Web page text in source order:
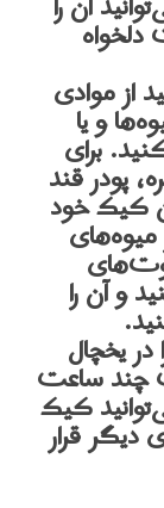
دلخواه
از موادی
و یا
برای
پودر قند
کیک خود
میوه‌های
و آن را
یخچال
چند ساعت
کیک
دیگر قرار